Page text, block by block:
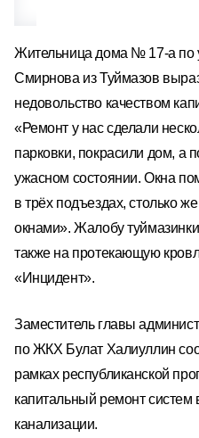
Жительница дома № 17-а по
Смирнова из Туймазов
недовольство качеством
«Ремонт у нас сделали
парковки, покрасили дом, а
ужасном состоянии. Окна
в трёх подъездах, столько
окнами». Жалобу
также на протекающую
«Инцидент».
Заместитель главы
по ЖКХ Булат Халиуллин
рамках республиканской
капитальный ремонт систем
канализации.